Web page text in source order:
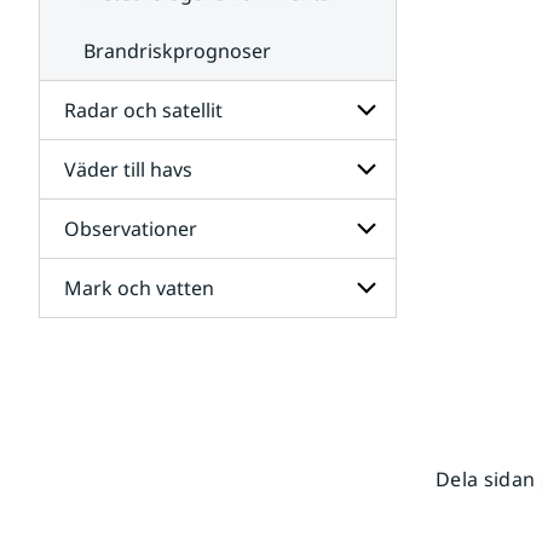
Brandriskprognoser
Radar och satellit
Undersidor
för
Radar
och
satellit
Väder till havs
Undersidor
för
Väder
till
havs
Observationer
Undersidor
för
Mark och vatten
Dela sidan